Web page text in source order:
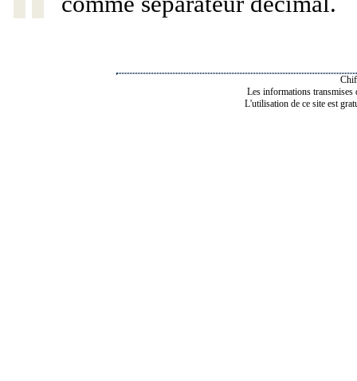
Les informations transmises
L'utilisation de ce site est